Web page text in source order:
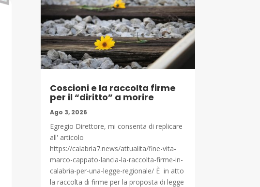
Coscioni e la raccolta firme
per il “diritto” a morire
Ago 3, 2026
Egregio Direttore, mi consenta di replicare
all' articolo
https://calabria7.news/attualita/fine-vita-
marco-cappato-lancia-la-raccolta-firme-in-
calabria-per-una-legge-regionale/ È in atto
la raccolta di firme per la proposta di legge